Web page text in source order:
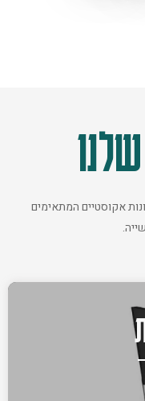
אקוסטיים המתאימים